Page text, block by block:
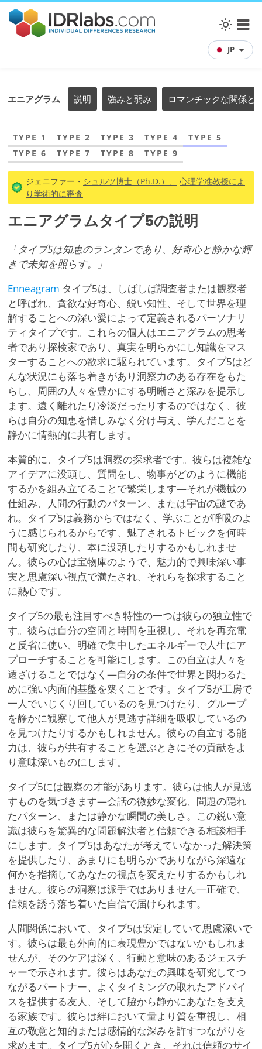
JP
エニアグラム 説明 強みと弱み ロマンチックな関係と
TYPE 1 TYPE 2 TYPE 3 TYPE 4
TYPE 5
TYPE 6
TYPE 7 TYPE 8 TYPE 9
ジェニファー・ シュルツ博士（Ph.D.）、
心理学准教授によ
り学術的に審査
エニアグラムタイプ5の説明
「タイプ5は知恵のランタンであり、好奇心と静かな輝
きで未知を照らす。」
Enneagram タイプ5は、しばしば調査者または観察者
と呼ばれ、貪欲な好奇心、鋭い知性、そして世界を理
解することへの深い愛によって定義されるパーソナリ
ティタイプです。これらの個人はエニアグラムの思考
者であり探検家であり、真実を明らかにし知識をマス
ターすることへの欲求に駆られています。タイプ5はど
んな状況にも落ち着きがあり洞察力のある存在をもた
らし、周囲の人々を豊かにする明晰さと深みを提示し
ます。遠く離れたり冷淡だったりするのではなく、彼
らは自分の知恵を惜しみなく分け与え、学んだことを
静かに情熱的に共有します。
本質的に、タイプ5は洞察の探求者です。彼らは複雑な
アイデアに没頭し、質問をし、物事がどのように機能
するかを組み立てることで繁栄します—それが機械の
仕組み、人間の行動のパターン、または宇宙の謎であ
れ。タイプ5は義務からではなく、学ぶことが呼吸のよ
うに感じられるからです、魅了されるトピックを何時
間も研究したり、本に没頭したりするかもしれませ
ん。彼らの心は宝物庫のようで、魅力的で興味深い事
実と思慮深い視点で満たされ、それらを探求すること
に熱心です。
タイプ5の最も注目すべき特性の一つは彼らの独立性で
す。彼らは自分の空間と時間を重視し、それを再充電
と反省に使い、明確で集中したエネルギーで人生にア
プローチすることを可能にします。この自立は人々を
遠ざけることではなく—自分の条件で世界と関わるた
めに強い内面的基盤を築くことです。タイプ5が工房で
一人でいじくり回しているのを見つけたり、グループ
を静かに観察して他人が見逃す詳細を吸収しているの
を見つけたりするかもしれません。彼らの自立する能
力は、彼らが共有することを選ぶときにその貢献をよ
り意味深いものにします。
タイプ5には観察の才能があります。彼らは他人が見逃
すものを気づきます—会話の微妙な変化、問題の隠れ
たパターン、または静かな瞬間の美しさ。この鋭い意
識は彼らを驚異的な問題解決者と信頼できる相談相手
にします。タイプ5はあなたが考えていなかった解決策
を提供したり、あまりにも明らかでありながら深遠な
何かを指摘してあなたの視点を変えたりするかもしれ
ません。彼らの洞察は派手ではありません—正確で、
信頼を誘う落ち着いた自信で届けられます。
人間関係において、タイプ5は安定していて思慮深いで
す。彼らは最も外向的に表現豊かではないかもしれま
せんが、そのケアは深く、行動と意味のあるジェスチ
ャーで示されます。彼らはあなたの興味を研究してつ
ながるパートナー、よくタイミングの取れたアドバイ
スを提供する友人、そして脇から静かにあなたを支え
る家族です。彼らは絆において量より質を重視し、相
互の敬意と知的または感情的な深みを許すつながりを
求めます。タイプ5が心を開くとき、それは信頼のサイ